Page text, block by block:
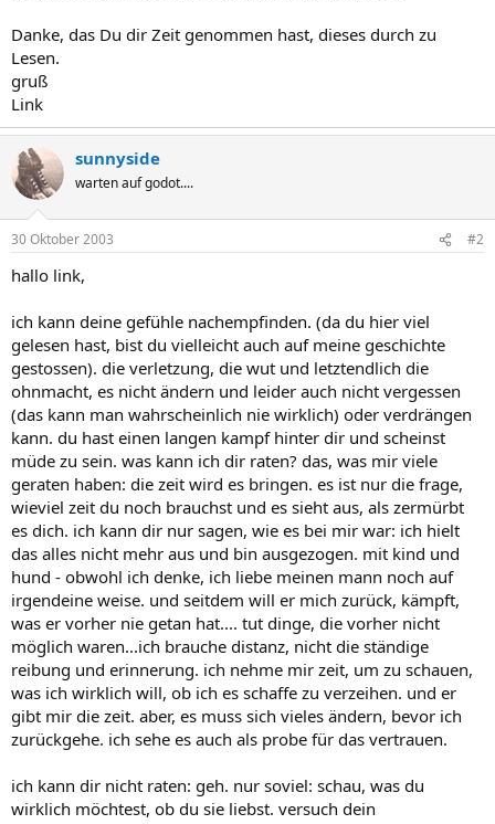
Danke, das Du dir Zeit genommen hast, dieses durch zu
Lesen.
gruß
Link
sunnyside
warten auf godot....
30 Oktober 2003 #2
hallo link,
ich kann deine gefühle nachempfinden. (da du hier viel
gelesen hast, bist du vielleicht auch auf meine geschichte
gestossen). die verletzung, die wut und letztendlich die
ohnmacht, es nicht ändern und leider auch nicht vergessen
(das kann man wahrscheinlich nie wirklich) oder verdrängen
kann. du hast einen langen kampf hinter dir und scheinst
müde zu sein. was kann ich dir raten? das, was mir viele
geraten haben: die zeit wird es bringen. es ist nur die frage,
wieviel zeit du noch brauchst und es sieht aus, als zermürbt
es dich. ich kann dir nur sagen, wie es bei mir war: ich hielt
das alles nicht mehr aus und bin ausgezogen. mit kind und
hund - obwohl ich denke, ich liebe meinen mann noch auf
irgendeine weise. und seitdem will er mich zurück, kämpft,
was er vorher nie getan hat.... tut dinge, die vorher nicht
möglich waren...ich brauche distanz, nicht die ständige
reibung und erinnerung. ich nehme mir zeit, um zu schauen,
was ich wirklich will, ob ich es schaffe zu verzeihen. und er
gibt mir die zeit. aber, es muss sich vieles ändern, bevor ich
zurückgehe. ich sehe es auch als probe für das vertrauen.
ich kann dir nicht raten: geh. nur soviel: schau, was du
wirklich möchtest, ob du sie liebst. versuch dein